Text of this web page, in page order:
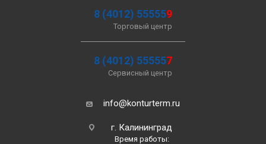
8 (4012) 555559
Торговый центр
8 (4012) 555557
Сервисный центр
info@konturterm.ru
г. Калининград
Время работы: